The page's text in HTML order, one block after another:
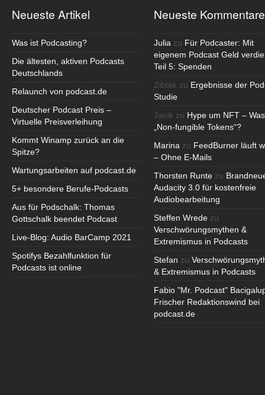
Neueste Artikel
Was ist Podcasting?
Die ältesten, aktiven Podcasts
Deutschlands
Relaunch von podcast.de
Deutscher Podcast Preis –
Virtuelle Preisverleihung
Kommt Winamp zurück an die
Spitze?
Wartungsarbeiten auf podcast.de
5+ besondere Berufe-Podcasts
Aus für Podschalk: Thomas
Gottschalk beendet Podcast
Live-Blog: Audio BarCamp 2021
Spotifys Bezahlfunktion für
Podcasts ist online
Neueste Kommentare
Julia zu Für Podcaster: Mit
eigenem Podcast Geld
Teil 5: Spenden
Zibtek zu Ergebnisse der
Studie
Janik zu Hype um NFT –
„Non-fungible Tokens“?
Marina zu FeedBurner läuft
– Ohne E-Mails
Thorsten Runte zu
Audacity 3.0 für kostenfreie
Audiobearbeitung
Steffen Wrede zu
Verschwörungsmythen &
Extremismus in Podcasts
Stefan zu
& Extremismus in Podcasts
Fabio "Mr. Podcast"
Frischer Redaktionswind bei
podcast.de